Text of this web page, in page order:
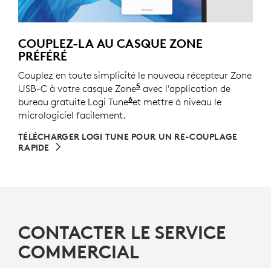
COUPLEZ-LA AU CASQUE ZONE
PRÉFÉRÉ
Couplez en toute simplicité le nouveau récepteur Zone
USB-C à votre casque Zone5 Consultez la liste
avec l'application de
bureau gratuite Logi Tune6Logi Tune n’est pas
et mettre à niveau le
micrologiciel facilement.
TÉLÉCHARGER LOGI TUNE POUR UN RE-COUPLAGE
RAPIDE
CONTACTER LE SERVICE
COMMERCIAL